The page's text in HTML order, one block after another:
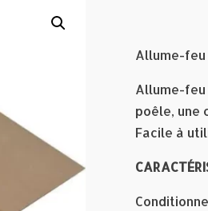
Allume-
Allume-feu
poêle, une
Facile à